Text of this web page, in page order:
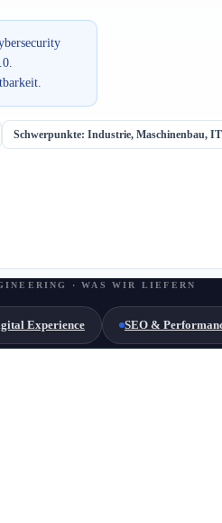
Schwerpunkte: Industrie, Maschinenbau, IT
· WAS WIR LIEFERN
Experience SEO &